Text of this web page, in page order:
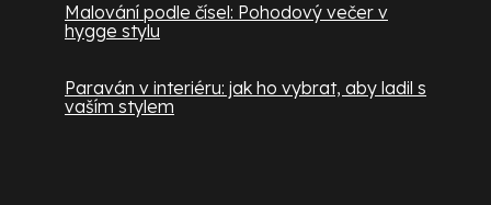
Malování podle čísel: Pohodový večer v
hygge stylu
Paraván v interiéru: jak ho vybrat, aby ladil s
vaším stylem